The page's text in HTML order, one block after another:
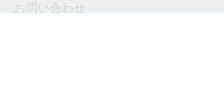
お問い合わせ